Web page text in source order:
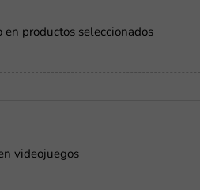
en productos seleccionados
videojuegos